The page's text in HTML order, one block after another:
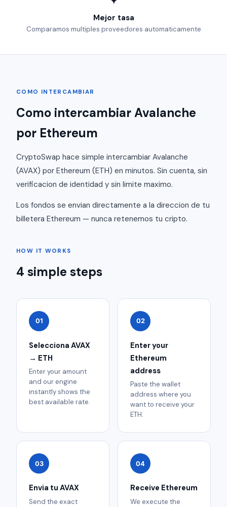
Mejor tasa
Comparamos multiples proveedores automaticamente
COMO INTERCAMBIAR
Como intercambiar Avalanche
por Ethereum
CryptoSwap hace simple intercambiar Avalanche
(AVAX) por Ethereum (ETH) en minutos. Sin cuenta, sin
verificacion de identidad y sin limite maximo.
Los fondos se envian directamente a la direccion de tu
billetera Ethereum — nunca retenemos tu cripto.
HOW IT WORKS
4 simple steps
01
Selecciona AVAX
→ ETH
Enter your amount
and our engine
instantly shows the
best available rate.
02
Enter your
Ethereum
address
Paste the wallet
address where you
want to receive your
ETH.
03
Envia tu AVAX
Send the exact
04
Receive Ethereum
We execute the